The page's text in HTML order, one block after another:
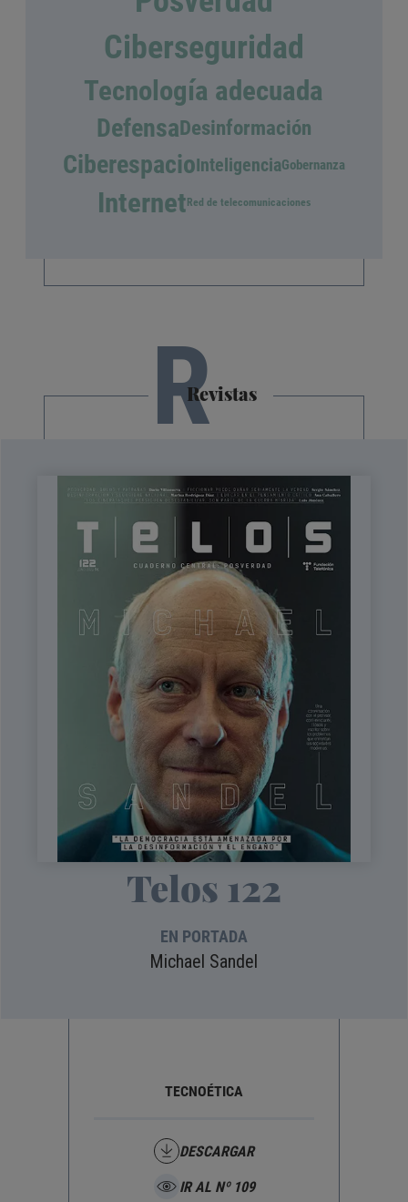
Ciberseguridad
Tecnología adecuada
DefensaDesinformación
CiberespacioInteligenciaGobernanza
Internet Red de telecomunicaciones
RRevistas
Telos 122
EN PORTADA
Michael Sandel
TECNOÉTICA
DESCARGAR
IR AL Nº 109